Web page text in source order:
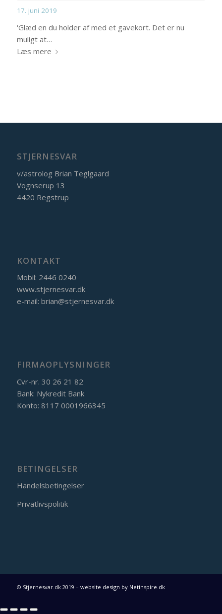
17. juni 2019
'Glæd en du holder af med et gavekort. Det er nu
muligt at…
Læs mere
STJERNESVAR
v/astrolog Brian Teglgaard
Vognserup 13
4420 Regstrup
KONTAKT
Mobil: 2446 0240
www.stjernesvar.dk
e-mail: brian@stjernesvar.dk
FIRMAOPLYSNINGER
Cvr-nr. 30 26 21 82
Bank: Nykredit Bank
Konto: 8117 0001966345
BETINGELSER
Handelsbetingelser
Privatlivspolitik
© Stjernesvar.dk 2019 – website design by Netinspire.dk